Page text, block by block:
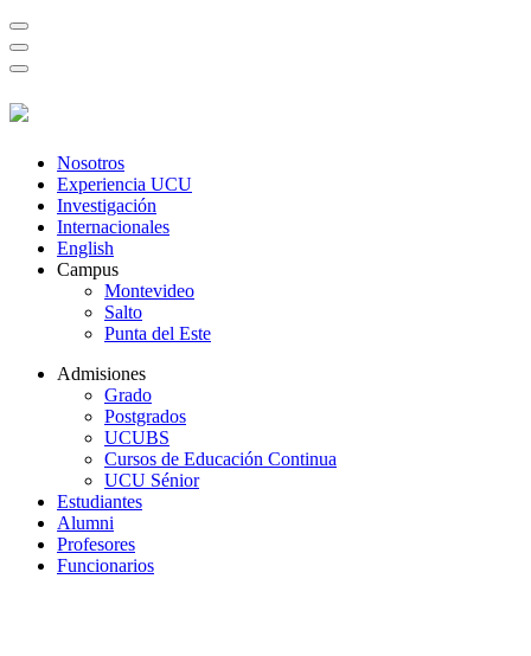
Nosotros
Experiencia UCU
Investigación
Internacionales
English
Campus
Montevideo
Salto
Punta del Este
Admisiones
Grado
Postgrados
UCUBS
Cursos de Educación Continua
UCU Sénior
Estudiantes
Alumni
Profesores
Funcionarios